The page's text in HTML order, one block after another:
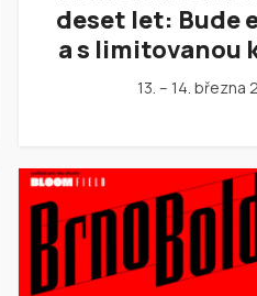
deset let: Bude
a s limitovanou
13. – 14. března